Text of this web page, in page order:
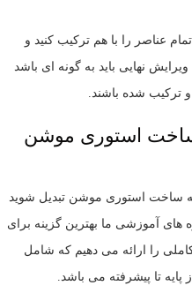
عناصر را با هم ترکیب کنید و
نهایی باید به گونه ای باشد
ترکیب شده باشند.
استوری موشن
ساخت استوری موشن تبدیل شوید
آموزشی ما بهترین گزینه برای
را ارائه می دهیم که شامل
تا پیشرفته می باشد.